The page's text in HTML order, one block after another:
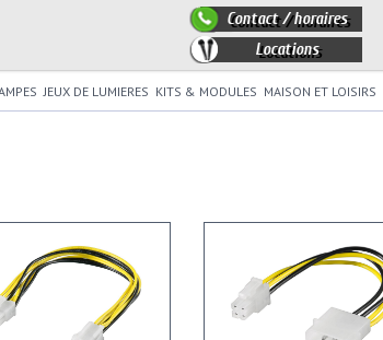
Contact / horaires
Locations
JEUX DE LUMIERES KITS & MODULES MAISON ET LOISIRS